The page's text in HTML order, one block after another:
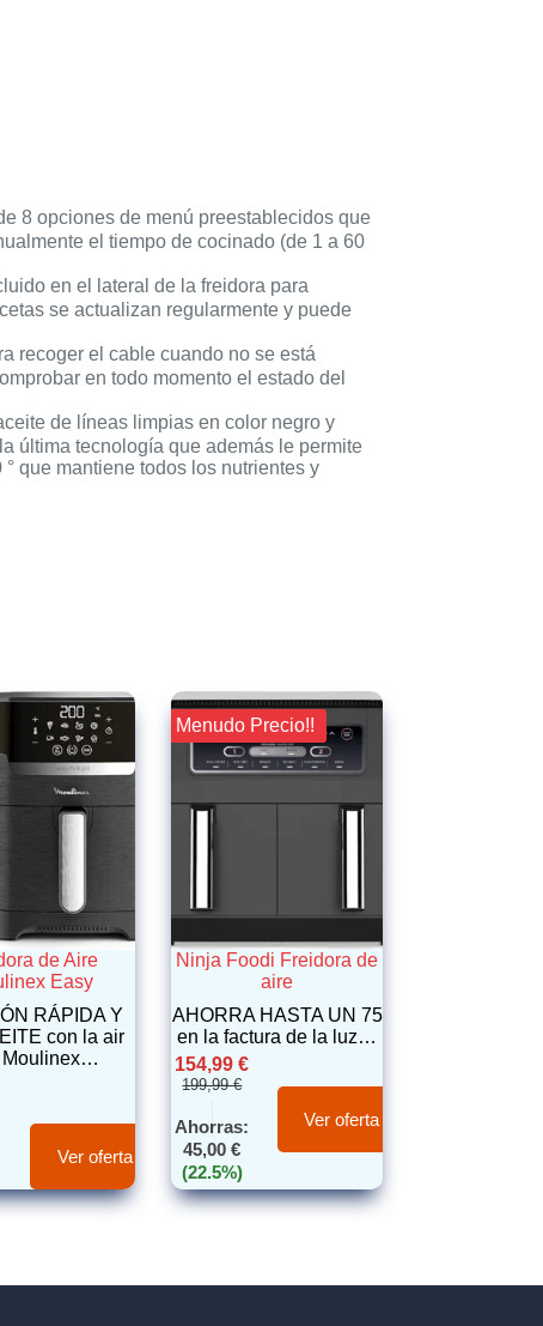
8 opciones de menú preestablecidos que
el tiempo de cocinado (de 1 a 60
en el lateral de la freidora para
se actualizan regularmente y puede
recoger el cable cuando no se está
en todo momento el estado del
de líneas limpias en color negro y
última tecnología que además le permite
que mantiene todos los nutrientes y
de Aire
Easy
RÁPIDA Y
con la air
Moulinex…
Ver oferta
¡¡ Menudo Precio!!
Ninja Foodi Freidora de
aire
AHORRA HASTA UN 75
en la factura de la luz…
199,99€
154,99€
Ahorras:
45,00€
(22.5%)
Ver oferta